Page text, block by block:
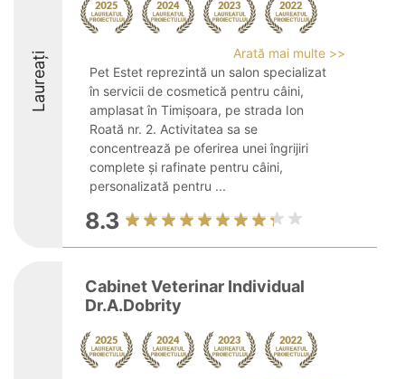
Laureați
Arată mai multe >>
Pet Estet reprezintă un salon specializat
în servicii de cosmetică pentru câini,
amplasat în Timișoara, pe strada Ion
Roată nr. 2. Activitatea sa se
concentrează pe oferirea unei îngrijiri
complete și rafinate pentru câini,
personalizată pentru ...
8.3
Cabinet Veterinar Individual
Dr.A.Dobrity